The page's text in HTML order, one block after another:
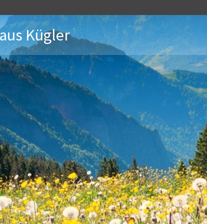
Kügler